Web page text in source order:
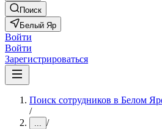
Поиск
Белый Яр
Войти
Войти
Зарегистрироваться
Поиск сотрудников в Белом
/
... /